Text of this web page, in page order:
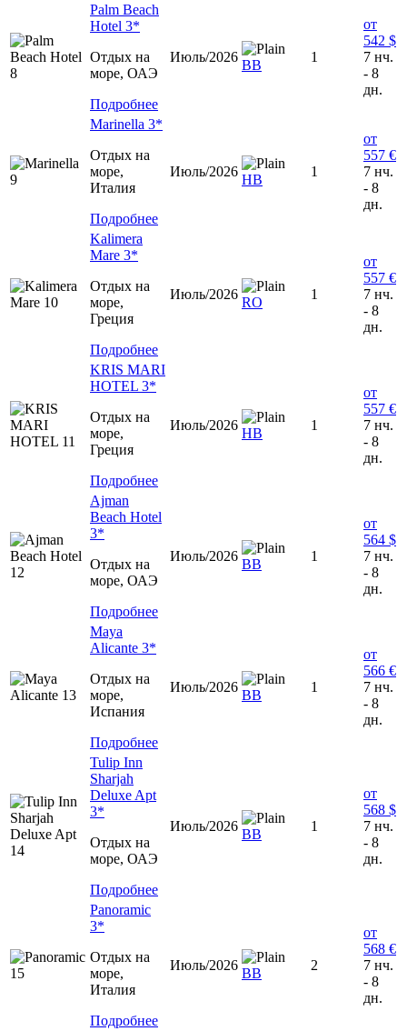
Palm Beach
Hotel 3*
Отдых на
море, ОАЭ
Подробнее
Июль/2026
ВВ
1
от
542 $
7 нч.
- 8
дн.
Marinella 3*
Отдых на
море,
Италия
Подробнее
Июль/2026
HB
1
от
557 €
7 нч.
- 8
дн.
Kalimera
Mare 3*
Отдых на
море,
Греция
Подробнее
Июль/2026
RO
1
от
557 €
7 нч.
- 8
дн.
KRIS MARI
HOTEL 3*
Отдых на
море,
Греция
Подробнее
Июль/2026
HB
1
от
557 €
7 нч.
- 8
дн.
Ajman
Beach Hotel
3*
Отдых на
море, ОАЭ
Подробнее
Июль/2026
ВВ
1
от
564 $
7 нч.
- 8
дн.
Maya
Alicante 3*
Отдых на
море,
Испания
Подробнее
Июль/2026
BB
1
от
566 €
7 нч.
- 8
дн.
Tulip Inn
Sharjah
Deluxe Apt
3*
Отдых на
море, ОАЭ
Подробнее
Июль/2026
ВВ
1
от
568 $
7 нч.
- 8
дн.
Panoramic
3*
Отдых на
море,
Италия
Подробнее
Июль/2026
ВВ
2
от
568 €
7 нч.
- 8
дн.